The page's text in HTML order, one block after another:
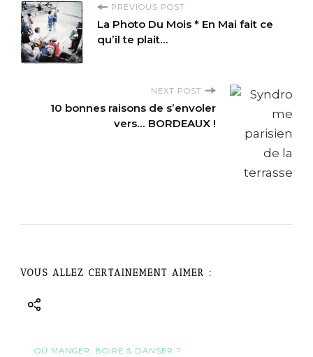
P
o
g
a
PREVIOUS POST
La Photo Du Mois * En Mai fait ce
qu’il te plait…
NEXT POST
10 bonnes raisons de s’envoler
vers… BORDEAUX !
VOUS ALLEZ CERTAINEMENT AIMER :
OÙ MANGER, BOIRE & DANSER ?